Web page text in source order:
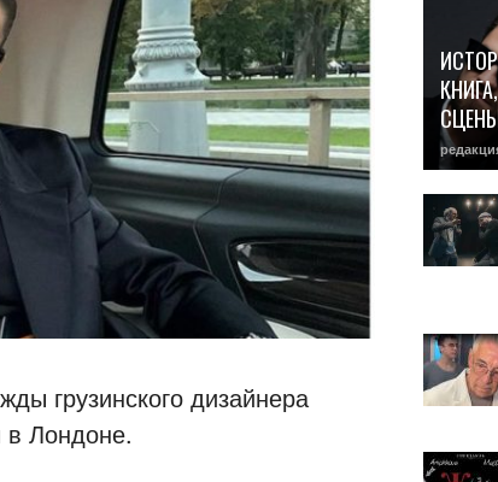
грузинского дизайнера
Лондоне.